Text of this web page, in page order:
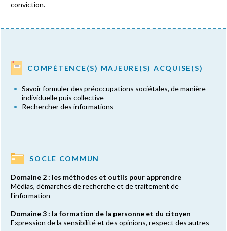
conviction.
COMPÉTENCE(S) MAJEURE(S) ACQUISE(S)
Savoir formuler des préoccupations sociétales, de manière
individuelle puis collective
Rechercher des informations
SOCLE COMMUN
Domaine 2 : les méthodes et outils pour apprendre
Médias, démarches de recherche et de traitement de
l'information
Domaine 3 : la formation de la personne et du citoyen
Expression de la sensibilité et des opinions, respect des autres